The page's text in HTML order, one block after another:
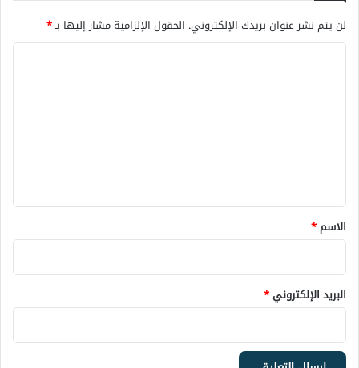
لن يتم نشر عنوان بريدك الإلكتروني. الحقول الإلزامية مشار إليها بـ*
*
الاسم*
البريد الإلكتروني*